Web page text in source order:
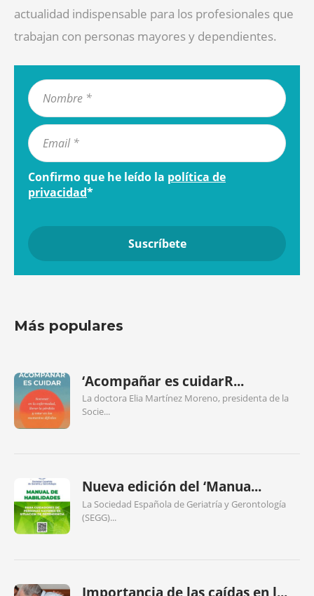
actualidad indispensable para los profesionales que
trabajan con personas mayores y dependientes.
Confirmo que he leído la política de
privacidad*
Más populares
‘Acompañar es cuidarR...
La doctora Elia Martínez Moreno, presidenta de la
Socie...
Nueva edición del ‘Manua...
La Sociedad Española de Geriatría y Gerontología
(SEGG)...
Importancia de las caídas en l...